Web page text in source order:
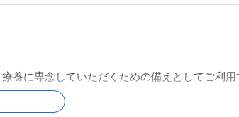
養に専念していただくための備えとしてご利用